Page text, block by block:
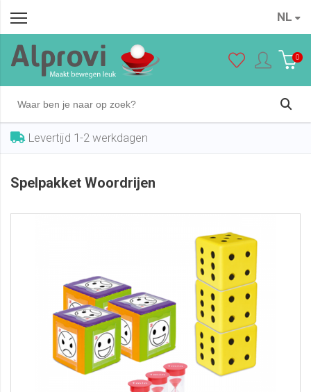
NL
0
Levertijd 1-2 werkdagen
Spelpakket Woordrijen
€ 95,00